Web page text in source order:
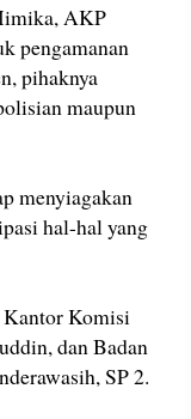
AKP
pengamanan
pihaknya
maupun
menyiagakan
hal-hal yang
Kantor Komisi
dan Badan
SP 2.